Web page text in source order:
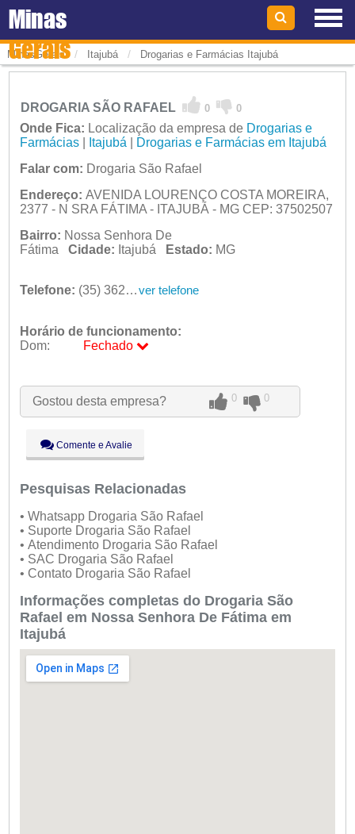
Minas
Gerais
MinasGerais / Itajubá / Drogarias e Farmácias Itajubá
DROGARIA SÃO RAFAEL 0 0
Onde Fica: Localização da empresa de Drogarias e
Farmácias| Itajubá
Drogarias e Farmácias em Itajubá
Falar com: Drogaria São Rafael
Endereço: AVENIDA LOURENÇO COSTA MOREIRA,
2377 - N SRA FÁTIMA - ITAJUBÁ - MG CEP: 37502507
Bairro: Nossa Senhora De
Fátima Cidade: Itajubá Estado: MG
Telefone: (35) 3622-1277 ver telefone
Horário de funcionamento:
Dom:
Fechado
Ter:
09:00 - 18:00
Qua:
09:00 - 18:00
Sex:
09:00 - 18:00
Sáb:
Fechado
Dom:
Fechado
Gostou desta empresa? 0 0
Comente e Avalie
Pesquisas Relacionadas
• Whatsapp Drogaria São Rafael
• Suporte Drogaria São Rafael
• Atendimento Drogaria São Rafael
• SAC Drogaria São Rafael
• Contato Drogaria São Rafael
Informações completas do Drogaria São
Rafael em Nossa Senhora De Fátima em
Itajubá